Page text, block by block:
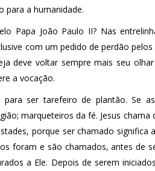
para a humanidade.
Papa João Paulo II? Nas
com um pedido de perdão
deve voltar sempre mais seu
a vocação.
ser tarefeiro de plantão. Se
marqueteiros da fé. Jesus
porque ser chamado significa
foram e são chamados, antes de
a Ele. Depois de serem